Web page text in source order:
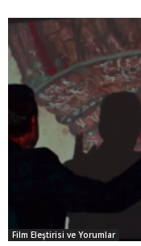
Film Eleştirisi ve Yorumlar